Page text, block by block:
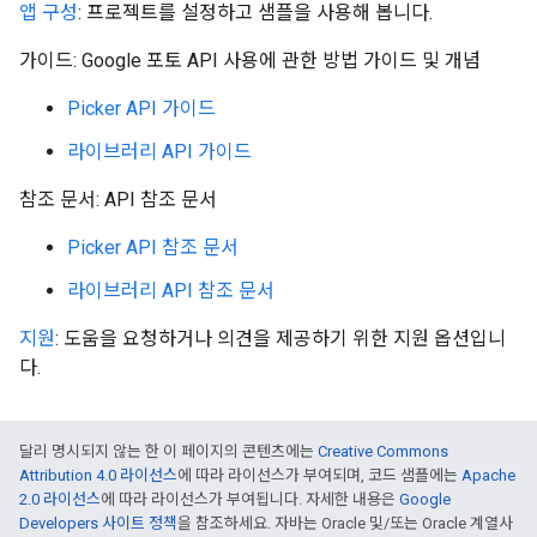
앱 구성: 프로젝트를 설정하고 샘플을 사용해 봅니다.
가이드: Google 포토 API 사용에 관한 방법 가이드 및 개념
Picker API 가이드
라이브러리 API 가이드
참조 문서: API 참조 문서
Picker API 참조 문서
라이브러리 API 참조 문서
지원: 도움을 요청하거나 의견을 제공하기 위한 지원 옵션입니
다.
달리 명시되지 않는 한 이 페이지의 콘텐츠에는 Creative Commons
Attribution 4.0 라이선스에 따라 라이선스가 부여되며, 코드 샘플에는 Apache
2.0 라이선스에 따라 라이선스가 부여됩니다. 자세한 내용은 Google
Developers 사이트 정책을 참조하세요. 자바는 Oracle 및/또는 Oracle 계열사